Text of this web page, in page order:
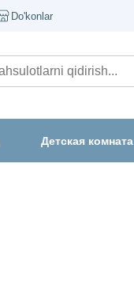
Do'konlar
Детская комната